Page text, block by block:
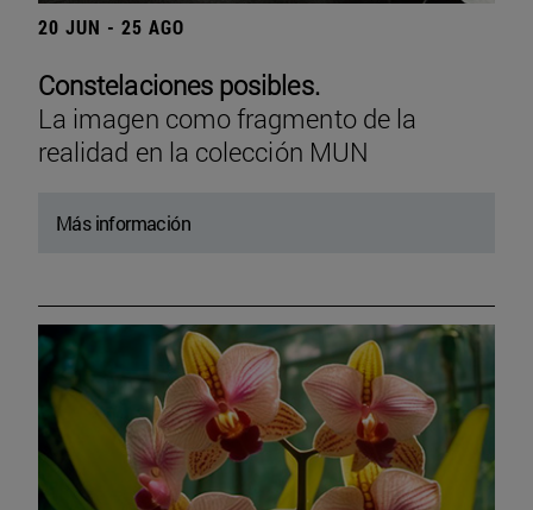
20 JUN - 25 AGO
Constelaciones posibles.
La imagen como fragmento de la
realidad en la colección MUN
Más información